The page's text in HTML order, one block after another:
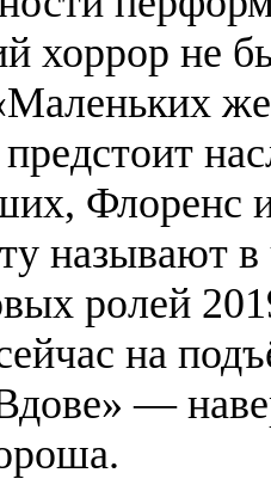
хоррор не
Флоренс
называют
ролей
на
—